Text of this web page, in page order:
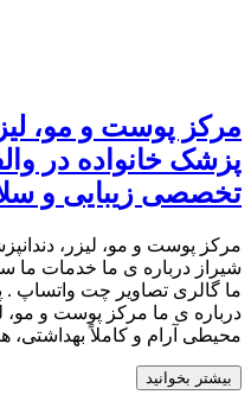
مرکز پوست و مو،
پزشک خانواده در
تخصصی زیبایی و
مرکز پوست و مو، لیزر،
شیراز درباره ی ما خدمات ما
ما گالری تصاویر چت واتساپ .
درباره ی ما مرکز پوست و مو،
محیطی آرام و کاملاً
بیشتر بخوانید